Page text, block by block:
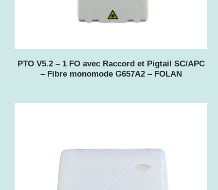
PTO V5.2 – 1 FO avec Raccord et Pigtail SC/APC
– Fibre monomode G657A2 – FOLAN